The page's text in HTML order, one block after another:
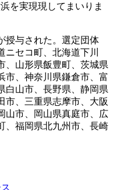
を実現現してまいりま
授与された。選定団体
セコ町、北海道下川
、山形県飯豊町、茨城県
市、神奈川県鎌倉市、富
白山市、長野県、静岡県
市、三重県志摩市、大阪
山市、岡山県真庭市、広
、福岡県北九州市、長崎